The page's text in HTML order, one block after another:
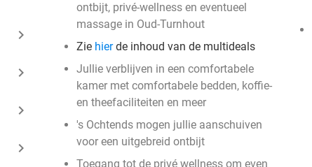
keyboard_arrow_right
keyboard_arrow_right
keyboard_arrow_right
keyboard_arrow_right
ontbijt, privé-wellness en eventueel
massage in Oud-Turnhout
Zie hierde inhoud van de multideals
Jullie verblijven in een comfortabele
kamer met comfortabele bedden, koffie-
en theefaciliteiten en meer
's Ochtends mogen jullie aanschuiven
voor een uitgebreid ontbijt
Toegang tot de privé wellness om even